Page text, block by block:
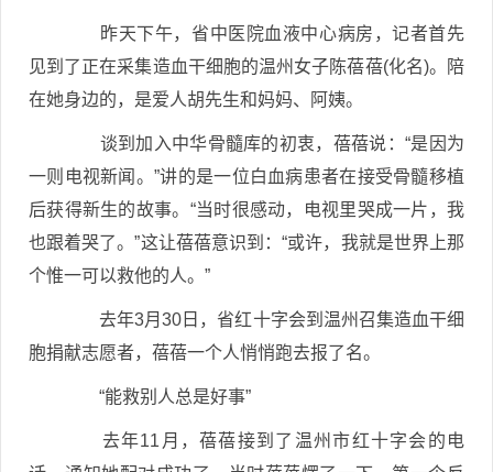
昨天下午，省中医院血液中心病房，记者首先
见到了正在采集造血干细胞的温州女子陈蓓蓓(化名)。陪
在她身边的，是爱人胡先生和妈妈、阿姨。
谈到加入中华骨髓库的初衷，蓓蓓说：“是因为
一则电视新闻。”讲的是一位白血病患者在接受骨髓移植
后获得新生的故事。“当时很感动，电视里哭成一片，我
也跟着哭了。”这让蓓蓓意识到：“或许，我就是世界上那
个惟一可以救他的人。”
去年3月30日，省红十字会到温州召集造血干细
胞捐献志愿者，蓓蓓一个人悄悄跑去报了名。
“能救别人总是好事”
去年11月，蓓蓓接到了温州市红十字会的电